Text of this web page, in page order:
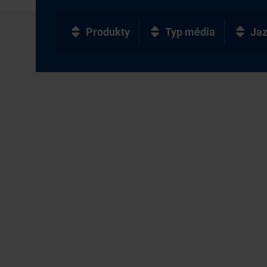
Produkty Typ média